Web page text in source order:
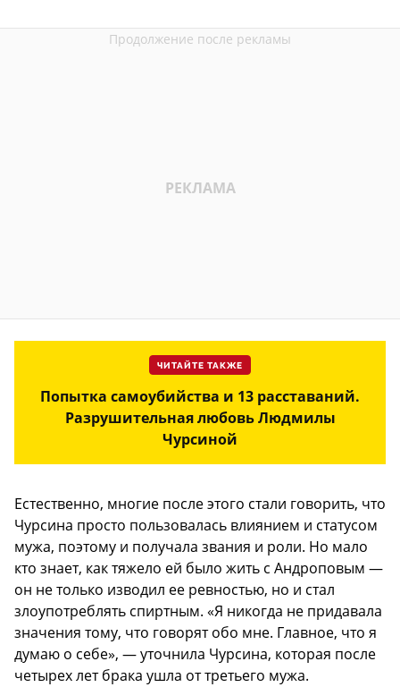
ЧИТАЙТЕ ТАКЖЕ
Попытка самоубийства и 13 расставаний.
Разрушительная любовь Людмилы
Чурсиной
Естественно, многие после этого стали говорить, что
Чурсина просто пользовалась влиянием и статусом
мужа, поэтому и получала звания и роли. Но мало
кто знает, как тяжело ей было жить с Андроповым —
он не только изводил ее ревностью, но и стал
злоупотреблять спиртным. «Я никогда не придавала
значения тому, что говорят обо мне. Главное, что я
думаю о себе», — уточнила Чурсина, которая после
четырех лет брака ушла от третьего мужа.